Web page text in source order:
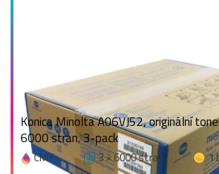
Konica Minolta A06VJ52, originální
6000 stran, 3-pack
CMY 3 × 6000 stran
1